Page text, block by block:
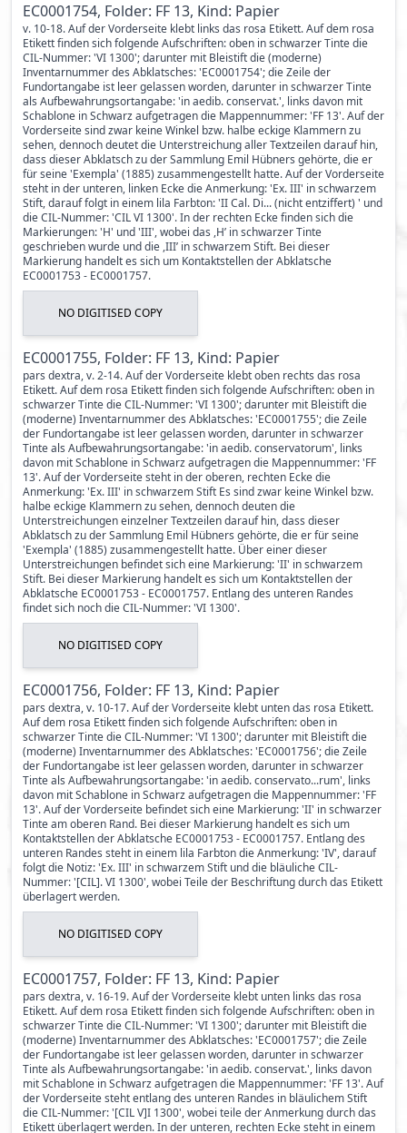
EC0001754, Folder: FF 13, Kind: Papier
v. 10-18. Auf der Vorderseite klebt links das rosa Etikett. Auf dem rosa
Etikett finden sich folgende Aufschriften: oben in schwarzer Tinte die
CIL-Nummer: 'VI 1300'; darunter mit Bleistift die (moderne)
Inventarnummer des Abklatsches: 'EC0001754'; die Zeile der
Fundortangabe ist leer gelassen worden, darunter in schwarzer Tinte
als Aufbewahrungsortangabe: 'in aedib. conservat.', links davon mit
Schablone in Schwarz aufgetragen die Mappennummer: 'FF 13'. Auf der
Vorderseite sind zwar keine Winkel bzw. halbe eckige Klammern zu
sehen, dennoch deutet die Unterstreichung aller Textzeilen darauf hin,
dass dieser Abklatsch zu der Sammlung Emil Hübners gehörte, die er
für seine 'Exempla' (1885) zusammengestellt hatte. Auf der Vorderseite
steht in der unteren, linken Ecke die Anmerkung: 'Ex. III' in schwarzem
Stift, darauf folgt in einem lila Farbton: 'II Cal. Di... (nicht entziffert) ' und
die CIL-Nummer: 'CIL VI 1300'. In der rechten Ecke finden sich die
Markierungen: 'H' und 'III', wobei das ,H’ in schwarzer Tinte
geschrieben wurde und die ,III’ in schwarzem Stift. Bei dieser
Markierung handelt es sich um Kontaktstellen der Abklatsche
EC0001753 - EC0001757.
NO DIGITISED COPY
EC0001755, Folder: FF 13, Kind: Papier
pars dextra, v. 2-14. Auf der Vorderseite klebt oben rechts das rosa
Etikett. Auf dem rosa Etikett finden sich folgende Aufschriften: oben in
schwarzer Tinte die CIL-Nummer: 'VI 1300'; darunter mit Bleistift die
(moderne) Inventarnummer des Abklatsches: 'EC0001755'; die Zeile
der Fundortangabe ist leer gelassen worden, darunter in schwarzer
Tinte als Aufbewahrungsortangabe: 'in aedib. conservatorum', links
davon mit Schablone in Schwarz aufgetragen die Mappennummer: 'FF
13'. Auf der Vorderseite steht in der oberen, rechten Ecke die
Anmerkung: 'Ex. III' in schwarzem Stift Es sind zwar keine Winkel bzw.
halbe eckige Klammern zu sehen, dennoch deuten die
Unterstreichungen einzelner Textzeilen darauf hin, dass dieser
Abklatsch zu der Sammlung Emil Hübners gehörte, die er für seine
'Exempla' (1885) zusammengestellt hatte. Über einer dieser
Unterstreichungen befindet sich eine Markierung: 'II' in schwarzem
Stift. Bei dieser Markierung handelt es sich um Kontaktstellen der
Abklatsche EC0001753 - EC0001757. Entlang des unteren Randes
findet sich noch die CIL-Nummer: 'VI 1300'.
NO DIGITISED COPY
EC0001756, Folder: FF 13, Kind: Papier
pars dextra, v. 10-17. Auf der Vorderseite klebt unten das rosa Etikett.
Auf dem rosa Etikett finden sich folgende Aufschriften: oben in
schwarzer Tinte die CIL-Nummer: 'VI 1300'; darunter mit Bleistift die
(moderne) Inventarnummer des Abklatsches: 'EC0001756'; die Zeile
der Fundortangabe ist leer gelassen worden, darunter in schwarzer
Tinte als Aufbewahrungsortangabe: 'in aedib. conservato...rum', links
davon mit Schablone in Schwarz aufgetragen die Mappennummer: 'FF
13'. Auf der Vorderseite befindet sich eine Markierung: 'II' in schwarzer
Tinte am oberen Rand. Bei dieser Markierung handelt es sich um
Kontaktstellen der Abklatsche EC0001753 - EC0001757. Entlang des
unteren Randes steht in einem lila Farbton die Anmerkung: 'IV', darauf
folgt die Notiz: 'Ex. III' in schwarzem Stift und die bläuliche CIL-
Nummer: '[CIL]. VI 1300', wobei Teile der Beschriftung durch das Etikett
überlagert werden.
NO DIGITISED COPY
EC0001757, Folder: FF 13, Kind: Papier
pars dextra, v. 16-19. Auf der Vorderseite klebt unten links das rosa
Etikett. Auf dem rosa Etikett finden sich folgende Aufschriften: oben in
schwarzer Tinte die CIL-Nummer: 'VI 1300'; darunter mit Bleistift die
(moderne) Inventarnummer des Abklatsches: 'EC0001757'; die Zeile
der Fundortangabe ist leer gelassen worden, darunter in schwarzer
Tinte als Aufbewahrungsortangabe: 'in aedib. conservat.', links davon
mit Schablone in Schwarz aufgetragen die Mappennummer: 'FF 13'. Auf
der Vorderseite steht entlang des unteren Randes in bläulichem Stift
die CIL-Nummer: '[CIL V]I 1300', wobei teile der Anmerkung durch das
Etikett überlagert werden. In der unteren, rechten Ecke steht in einem